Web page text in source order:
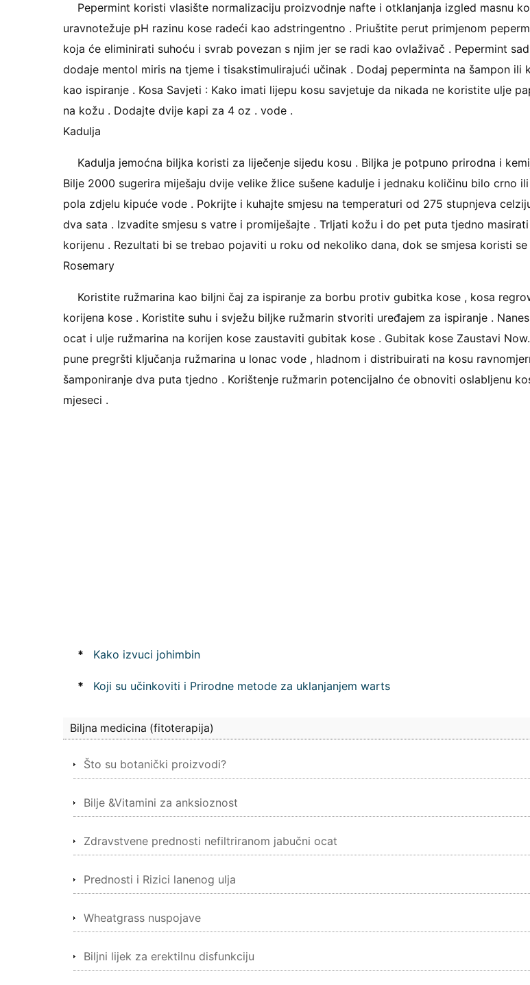
Pepermint koristi vlasište normalizaciju proizvodnje nafte i otklanjanja izgled masnu
uravnotežuje pH razinu kose radeći kao adstringentno . Priuštite perut primjenom
koja će eliminirati suhoću i svrab povezan s njim jer se radi kao ovlaživač . Pepermint
dodaje mentol miris na tjeme i tisakstimulirajući učinak . Dodaj peperminta na šampon ili
kao ispiranje . Kosa Savjeti : Kako imati lijepu kosu savjetuje da nikada ne koristite ulje
na kožu . Dodajte dvije kapi za 4 oz . vode .
Kadulja
Kadulja jemoćna biljka koristi za liječenje sijedu kosu . Biljka je potpuno prirodna i
Bilje 2000 sugerira miješaju dvije velike žlice sušene kadulje i jednaku količinu bilo crno
pola zdjelu kipuće vode . Pokrijte i kuhajte smjesu na temperaturi od 275 stupnjeva
dva sata . Izvadite smjesu s vatre i promiješajte . Trljati kožu i do pet puta tjedno masirati
korijenu . Rezultati bi se trebao pojaviti u roku od nekoliko dana, dok se smjesa koristi
Rosemary
Koristite ružmarina kao biljni čaj za ispiranje za borbu protiv gubitka kose , kosa
korijena kose . Koristite suhu i svježu biljke ružmarin stvoriti uređajem za ispiranje .
ocat i ulje ružmarina na korijen kose zaustaviti gubitak kose . Gubitak kose Zaustavi
pune pregršti ključanja ružmarina u lonac vode , hladnom i distribuirati na kosu
šamponiranje dva puta tjedno . Korištenje ružmarin potencijalno će obnoviti oslabljenu
mjeseci .
* Kako izvuci johimbin
* Koji su učinkoviti i Prirodne metode za uklanjanjem warts
Biljna medicina (fitoterapija)
Što su botanički proizvodi?
Bilje &Vitamini za anksioznost
Zdravstvene prednosti nefiltriranom jabučni ocat
Prednosti i Rizici lanenog ulja
Wheatgrass nuspojave
Biljni lijek za erektilnu disfunkciju